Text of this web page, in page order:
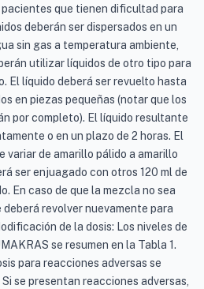
que tienen dificultad para
deberán ser dispersados en un
sin gas a temperatura ambiente,
utilizar líquidos de otro tipo para
El líquido deberá ser revuelto hasta
en piezas pequeñas (notar que los
por completo). El líquido resultante
o en un plazo de 2 horas. El
variar de amarillo pálido a amarillo
ser enjuagado con otros 120 ml de
En caso de que la mezcla no sea
deberá revolver nuevamente para
de la dosis: Los niveles de
se resumen en la Tabla 1.
para reacciones adversas se
se presentan reacciones adversas,